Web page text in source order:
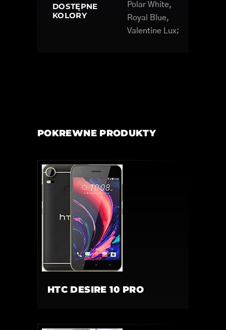
DOSTĘPNE
KOLORY
Polar White,
Royal Blue,
Valentine Lux;
POKREWNE PRODUKTY
HTC DESIRE 10 PRO